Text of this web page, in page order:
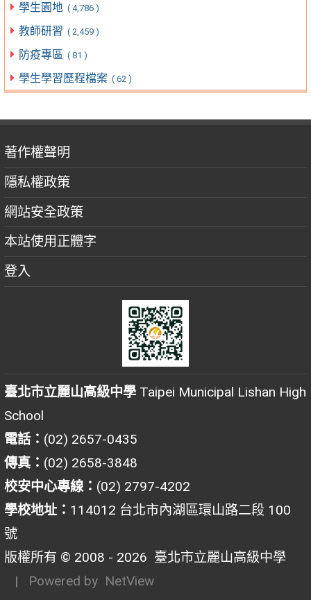
學生園地 ( 4,786 )
教師研習 ( 2,459 )
防疫專區 ( 81 )
學生學習歷程檔案 ( 62 )
著作權聲明
隱私權政策
網站安全政策
本站使用正體字
登入
臺北市立麗山高級中學 Taipei Municipal Lishan High
School
電話： (02) 2657-0435
傳真： (02) 2658-3848
校安中心專線： (02) 2797-4202
學校地址： 114012 台北市內湖區環山路二段 100
號
版權所有 © 2008 - 2026 臺北市立麗山高級中學
| Powered by NetView